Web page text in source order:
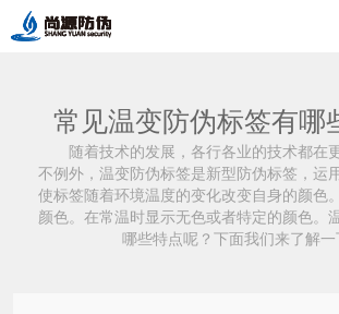
常见温变防伪标签有哪
随着技术的发展，各行各业的技术都在
不例外，温变防伪标签是新型防伪标签，运
使标签随着环境温度的变化改变自身的颜色
颜色。在常温时显示无色或者特定的颜色。
哪些特点呢？下面我们来了解一